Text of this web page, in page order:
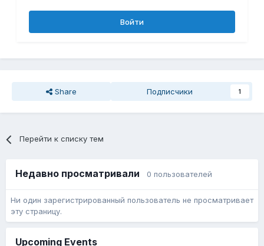
Войти
Share Подписчики 1
Перейти к списку тем
Недавно просматривали 0 пользователей
Ни один зарегистрированный пользователь не просматривает
эту страницу.
Upcoming Events